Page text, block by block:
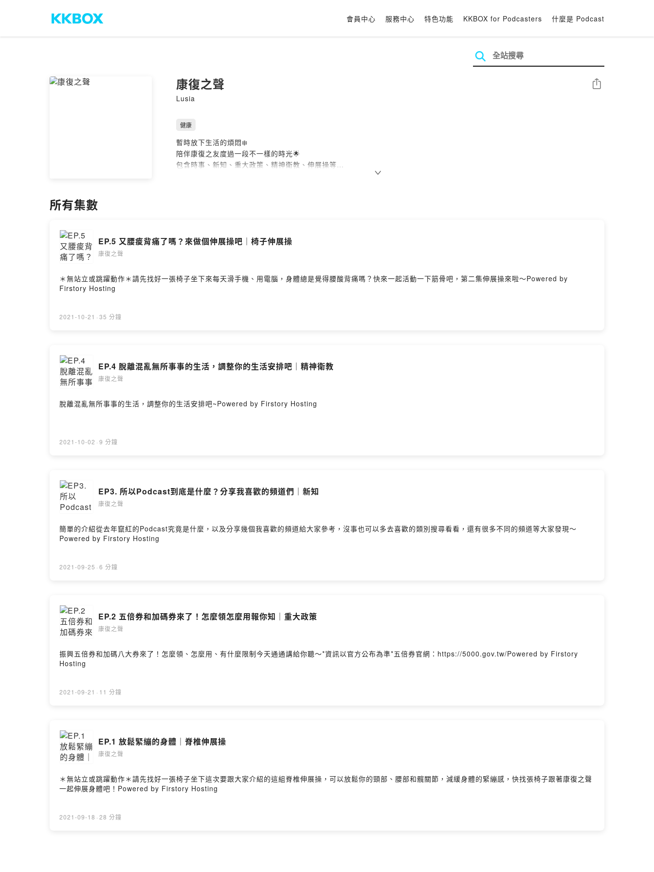
會員中心 服務中心 特色功能 KKBOX for Podcasters 什麼是 Podcast
康復之聲
Lusia
分享
健康
暫時放下生活的煩悶❄️
陪伴康復之友度過一段不一樣的時光🌟
包含時事、新知、重大政策、精神衛教、伸展操等
所有集數
EP.5 又腰痠背痛了嗎？來做個伸展操吧｜椅子伸展操
康復之聲
＊無站立或跳躍動作＊請先找好一張椅子坐下來每天滑手機、用電腦，身體總是覺得腰酸背痛嗎？快來一起活動一下筋骨吧，第二集伸展操來啦～Powered by
Firstory Hosting
2021-10-21 · 35 分鐘
EP.4 脫離混亂無所事事的生活，調整你的生活安排吧｜精神衛教
康復之聲
脫離混亂無所事事的生活，調整你的生活安排吧~Powered by Firstory Hosting
2021-10-02 · 9 分鐘
EP3. 所以Podcast到底是什麼？分享我喜歡的頻道們｜新知
康復之聲
簡單的介紹從去年竄紅的Podcast究竟是什麼，以及分享幾個我喜歡的頻道給大家參考，沒事也可以多去喜歡的類別搜尋看看，還有很多不同的頻道等大家發現～
Powered by Firstory Hosting
2021-09-25 · 6 分鐘
EP.2 五倍券和加碼券來了！怎麼領怎麼用報你知｜重大政策
康復之聲
振興五倍券和加碼八大券來了！怎麼領、怎麼用、有什麼限制今天通通講給你聽～*資訊以官方公布為準*五倍券官網：https://5000.gov.tw/Powered by Firstory
Hosting
2021-09-21 · 11 分鐘
EP.1 放鬆緊繃的身體｜脊椎伸展操
康復之聲
＊無站立或跳躍動作＊請先找好一張椅子坐下這次要跟大家介紹的這組脊椎伸展操，可以放鬆你的頸部、腰部和髖關節，減緩身體的緊繃感，快找張椅子跟著康復之聲
一起伸展身體吧！Powered by Firstory Hosting
2021-09-18 · 28 分鐘